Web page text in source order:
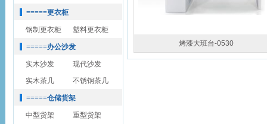
=====更衣柜
钢制更衣柜 塑料更衣柜
=====办公沙发
实木沙发
现代沙发
实木茶几
不锈钢茶几
=====仓储货架
中型货架
重型货架
烤漆大班台-0530